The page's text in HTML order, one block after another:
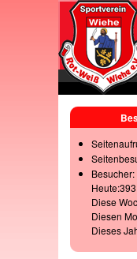
Skip to main content
Besucher:
Heute:393
Diese
Diesen
Dieses